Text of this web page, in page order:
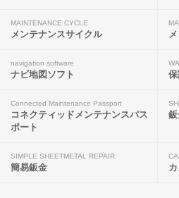
MAINTENANCE CYCLE
メンテナンスサイクル
navigation software
ナビ地図ソフト
Connected Maintenance Passport
コネクティッドメンテナンスパス
ポート
SIMPLE SHEETMETAL REPAIR
簡易鈑金